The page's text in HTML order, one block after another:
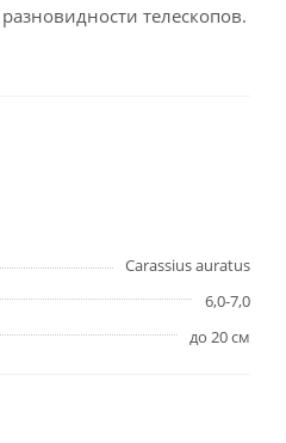
телескопов.
Carassius auratus
6,0-7,0
до 20 см